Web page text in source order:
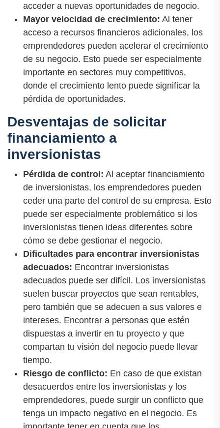
acceder a nuevas oportunidades de negocio.
Mayor velocidad de crecimiento: Al tener
acceso a recursos financieros adicionales, los
emprendedores pueden acelerar el crecimiento
de su negocio. Esto puede ser especialmente
importante en sectores muy competitivos,
donde el crecimiento lento puede significar la
pérdida de oportunidades.
Desventajas de solicitar
financiamiento a
inversionistas
Pérdida de control: Al aceptar financiamiento
de inversionistas, los emprendedores pueden
ceder una parte del control de su empresa. Esto
puede ser especialmente problemático si los
inversionistas tienen ideas diferentes sobre
cómo se debe gestionar el negocio.
Dificultades para encontrar inversionistas
adecuados: Encontrar inversionistas
adecuados puede ser difícil. Los inversionistas
suelen buscar proyectos que sean rentables,
pero también que se adecuen a sus valores e
intereses. Encontrar a personas que estén
dispuestas a invertir en tu proyecto y que
compartan tu visión del negocio puede llevar
tiempo.
Riesgo de conflicto: En caso de que existan
desacuerdos entre los inversionistas y los
emprendedores, puede surgir un conflicto que
tenga un impacto negativo en el negocio. Es